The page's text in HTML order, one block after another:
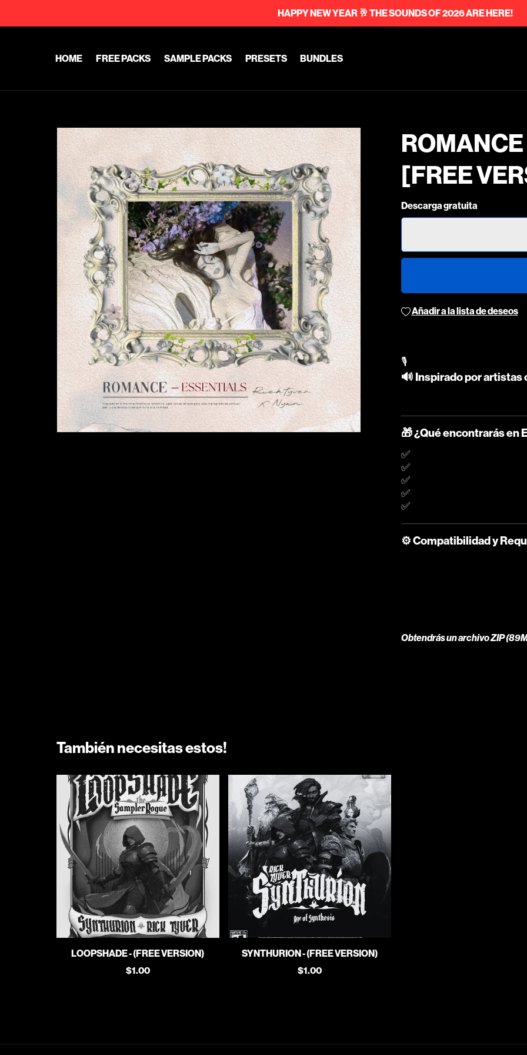
HAPPY NEW YEAR 🥂 THE SOUNDS OF 2026 ARE HERE!
HOME FREE PACKS SAMPLE PACKS PRESETS BUNDLES
[FREE
Descarga gratuita
Añadir a la lista de deseos
🎙️
🔊 Inspirado por artistas
🎁 ¿Qué encontrarás en
✅ Drums con carácter, procesados para un sonido cálido y profesional
✅ Presets emocionales para Analog Lab V
✅ Voces atmosféricas listas para usar
✅ Capas sonoras y detalles que elevan tus beats
✅ MIDI progresivos para melodías profundas
⚙️ Compatibilidad y
Obtendrás un archivo ZIP
También necesitas estos!
LOOPSHADE - (FREE VERSION)
$1.00
SYNTHURION - (FREE VERSION)
$1.00